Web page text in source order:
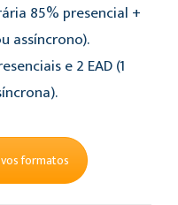
85% presencial +
assíncrono).
e 2 EAD (1
formatos